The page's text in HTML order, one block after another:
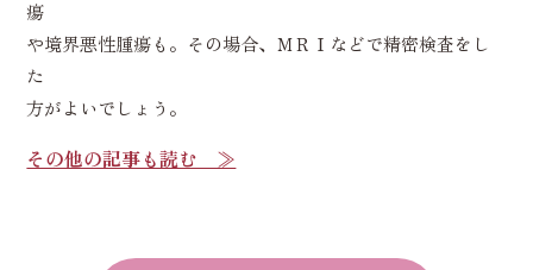
瘍
や境界悪性腫瘍も。その場合、ＭＲＩなどで精密検査をし
た
方がよいでしょう。
その他の記事も読む ≫